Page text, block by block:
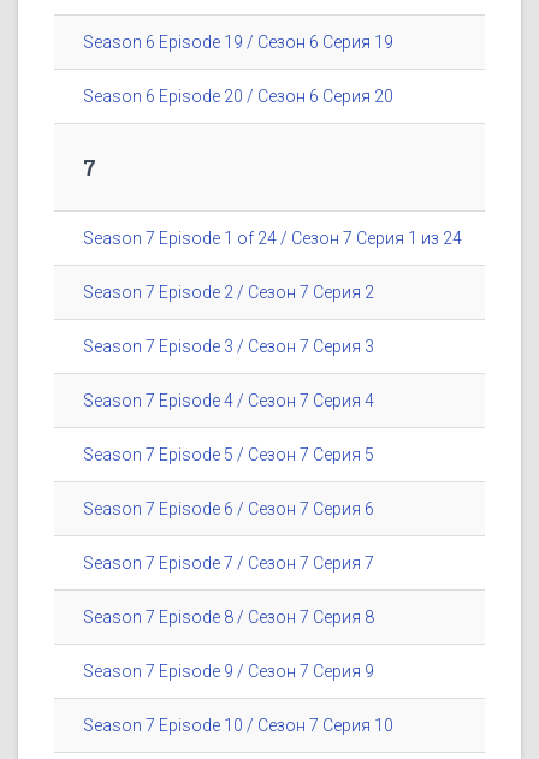
Season 6 Episode 19 / Сезон 6 Серия 19
Season 6 Episode 20 / Сезон 6 Серия 20
7
Season 7 Episode 1 of 24 / Сезон 7 Серия 1 из 24
Season 7 Episode 2 / Сезон 7 Серия 2
Season 7 Episode 3 / Сезон 7 Серия 3
Season 7 Episode 4 / Сезон 7 Серия 4
Season 7 Episode 5 / Сезон 7 Серия 5
Season 7 Episode 6 / Сезон 7 Серия 6
Season 7 Episode 7 / Сезон 7 Серия 7
Season 7 Episode 8 / Сезон 7 Серия 8
Season 7 Episode 9 / Сезон 7 Серия 9
Season 7 Episode 10 / Сезон 7 Серия 10